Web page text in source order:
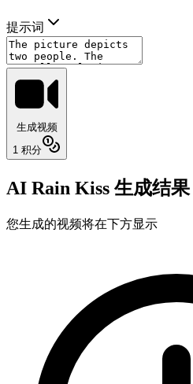
提示词
生成视频
1 积分
AI Rain Kiss 生成结果
您生成的视频将在下方显示